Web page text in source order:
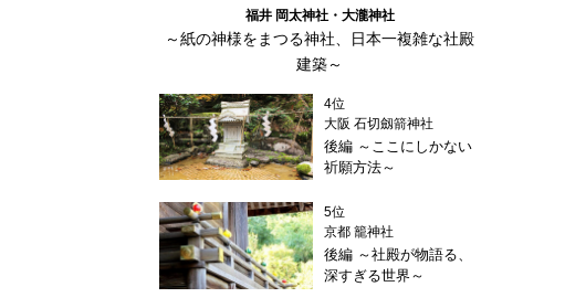
福井 岡太神社・大瀧神社
～紙の神様をまつる神社、日本一複雑な社殿
建築～
4位
大阪 石切劔箭神社
後編 ～ここにしかない
祈願方法～
5位
京都 籠神社
後編 ～社殿が物語る、
深すぎる世界～